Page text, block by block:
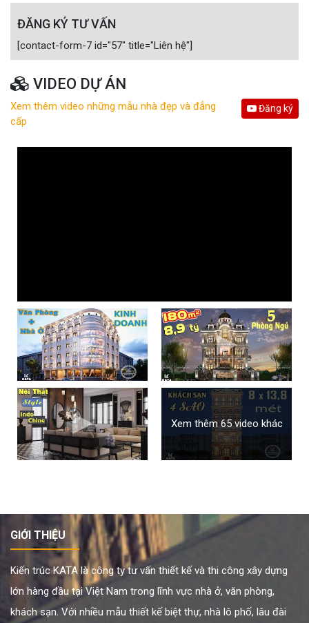
ĐĂNG KÝ TƯ VẤN
[contact-form-7 id="57" title="Liên hệ"]
VIDEO DỰ ÁN
Xem thêm video những mẫu nhà đẹp và đẳng
cấp
Đăng ký
Xem thêm 65 video khác
GIỚI THIỆU
Kiến trúc KATA là công ty tư vấn thiết kế và thi công xây dựng
lớn hàng đầu tại Việt Nam trong lĩnh vực nhà ở, văn phòng,
khách sạn. Với nhiều mẫu thiết kế biệt thự, nhà lô phố, lâu đài